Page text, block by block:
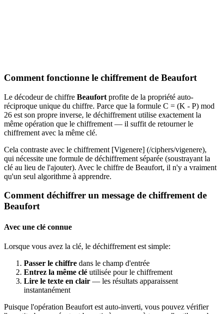
Comment fonctionne le chiffrement de Beaufort
Le décodeur de chiffre Beaufort profite de la propriété auto-
réciproque unique du chiffre. Parce que la formule C = (K - P) mod
26 est son propre inverse, le déchiffrement utilise exactement la
même opération que le chiffrement — il suffit de retourner le
chiffrement avec la même clé.
Cela contraste avec le chiffrement [Vigenere] (/ciphers/vigenere),
qui nécessite une formule de déchiffrement séparée (soustrayant la
clé au lieu de l'ajouter). Avec le chiffre de Beaufort, il n'y a vraiment
qu'un seul algorithme à apprendre.
Comment déchiffrer un message de chiffrement de
Beaufort
Avec une clé connue
Lorsque vous avez la clé, le déchiffrement est simple:
Passer le chiffre dans le champ d'entrée
Entrez la même clé utilisée pour le chiffrement
Lire le texte en clair — les résultats apparaissent
instantanément
Puisque l'opération Beaufort est auto-inverti, vous pouvez vérifier